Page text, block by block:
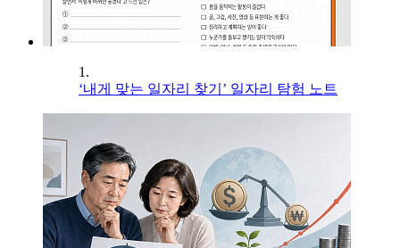
1.
‘내게 맞는 일자리 찾기’ 일자리 탐험 노트